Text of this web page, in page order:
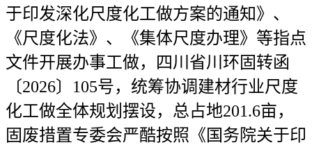
于印发深化尺度化工做方案的通知》、
《尺度化法》、《集体尺度办理》等指点
文件开展办事工做，四川省川环固转函
〔2026〕105号，统筹协调建材行业尺度
化工做全体规划摆设，总占地201.6亩，
固废措置专委会严酷按照《国务院关于印